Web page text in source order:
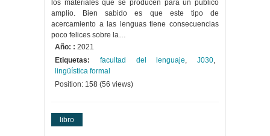
los materiales que se producen para un público
amplio. Bien sabido es que este tipo de
acercamiento a las lenguas tiene consecuencias
poco felices sobre la…
Año: : 2021
Etiquetas:
facultad del lenguaje, J030,
lingüística formal
Position: 158 (56 views)
libro